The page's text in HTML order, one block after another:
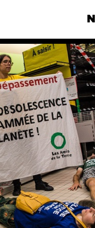
Nos
Total, rendez-
tribunal
Gaz « naturel
enfumage
Mode : une
destructrice
Gaz au
violence
Nos autres